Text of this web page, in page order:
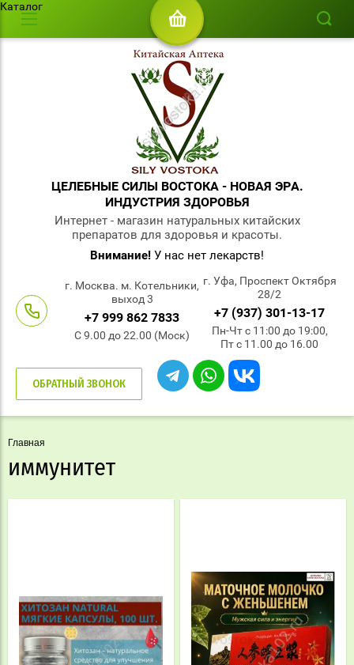
Каталог
ЦЕЛЕБНЫЕ СИЛЫ ВОСТОКА - НОВАЯ ЭРА.
ИНДУСТРИЯ ЗДОРОВЬЯ
Интернет - магазин натуральных китайских
препаратов для здоровья и красоты.
Внимание! У нас нет лекарств!
г. Москва. м. Котельники,
выход 3
+7 999 862 7833
С 9.00 до 22.00 (Моск)
г. Уфа, Проспект Октября
28/2
+7 (937) 301-13-17
Пн-Чт с 11:00 до 19:00,
Пт с 11.00 до 16.00
ОБРАТНЫЙ ЗВОНОК
Главная
иммунитет